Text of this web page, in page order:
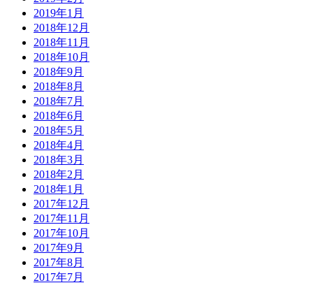
2019年1月
2018年12月
2018年11月
2018年10月
2018年9月
2018年8月
2018年7月
2018年6月
2018年5月
2018年4月
2018年3月
2018年2月
2018年1月
2017年12月
2017年11月
2017年10月
2017年9月
2017年8月
2017年7月